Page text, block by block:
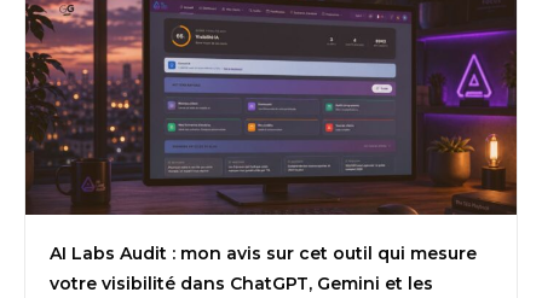
AI Labs Audit : mon avis sur cet outil qui mesure
votre visibilité dans ChatGPT, Gemini et les